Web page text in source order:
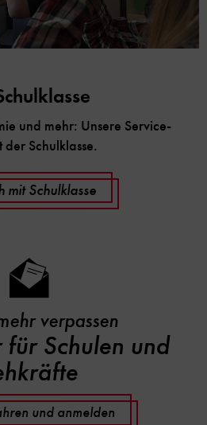
und mehr: Unsere Service-
der Schulklasse.
mit Schulklasse
verpassen
Schulen und
und anmelden